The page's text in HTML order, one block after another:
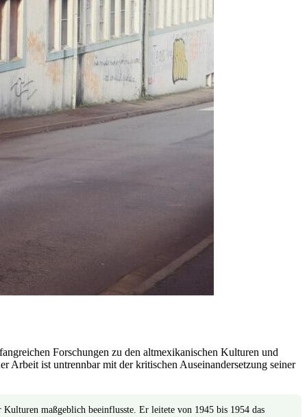
Forschungen zu den altmexikanischen Kulturen und
Arbeit ist untrennbar mit der kritischen Auseinandersetzung seiner
maßgeblich beeinflusste. Er leitete von 1945 bis 1954 das